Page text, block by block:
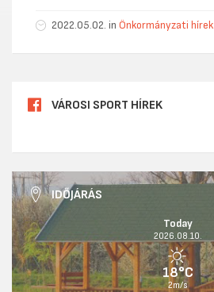
2022.05.02. in Önkormányzati hírek
VÁROSI SPORT HÍREK
IDŐJÁRÁS
Today
2026.08.10.
18°C
2m/s